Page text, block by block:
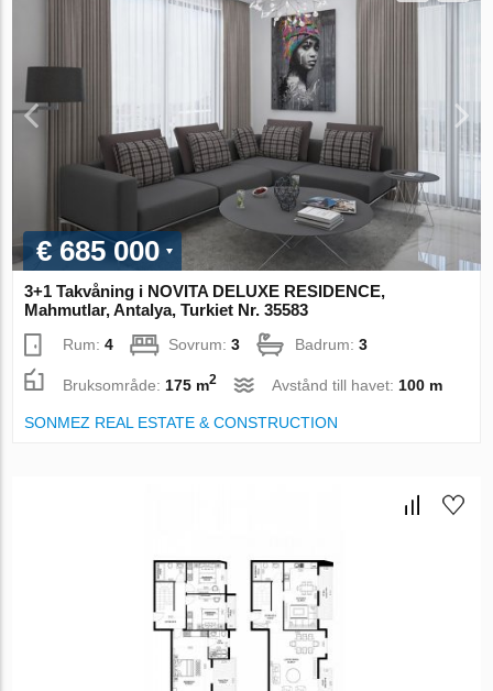
€ 685 000
3+1 Takvåning i NOVITA DELUXE RESIDENCE,
Mahmutlar, Antalya, Turkiet Nr. 35583
Rum:4 Sovrum:3 Badrum:3
Bruksområde: 175 m2 Avstånd till havet: 100 m
SONMEZ REAL ESTATE & CONSTRUCTION